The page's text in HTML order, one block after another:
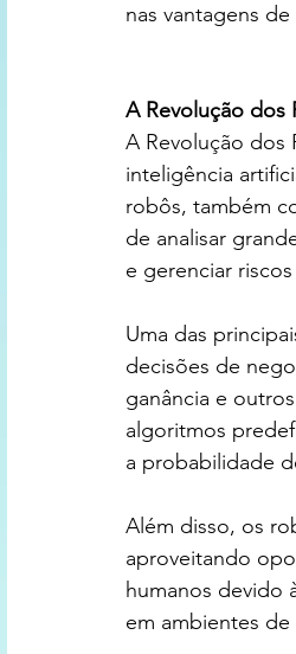
nas vantagens
A Revolução dos
A Revolução dos
inteligência
robôs, também
de analisar
e gerenciar
Uma das
decisões de
ganância e
algoritmos
a probabilidade
Além disso, os
aproveitando
humanos devido
em ambientes